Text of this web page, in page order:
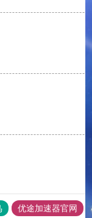
优途加速器官网